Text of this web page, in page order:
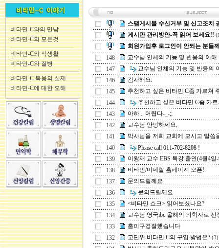
비타민-C와의 만남
비타민-C의 모든것
비타민-C와 식생활
비타민-C와 질병
비타민-C 복용의 실제
비타민-C에 대한 오해
스팸게시물 수신거부 및 신고조치
게시판 관리방안-꼭 읽어 보세요!!
회원가입후 로그인이 안되는 분들
148
교수님 인체의 기능 및 반응의 이해
147
교수님 인체의 기능 및 반응의
146
감사해요.
145
추천하고 싶은 비타민 C좀 가르쳐
144
추천하고 싶은 비타민 C좀 가
143
아하... 어렵다-_-;;
142
교수님 안녕하세요.
141
박사님을 저희 교회에 모시고 말씀
140
Please call 011-702-8208 !
139
이왕재 교수 EBS 특강 출연(4월4일
138
비타민/미네랄 홈페이지 오픈!
137
문의드릴께요
136
문의드릴께요
135
<비타민 쇼크> 읽어보셨나요?
134
교수님 영국ibc 올해의 의학자로 선
133
홈피구경잘했습니다
132
고단위 비타민 C의 구입 방법은? (3)